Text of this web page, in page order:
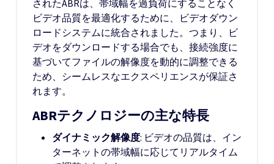
されたABRは、帯域幅を過負荷にすることなく
ビデオ品質を最適化するために、ビデオダウン
ロードシステムに統合されました。つまり、ビ
デオをダウンロードする場合でも、接続強度に
基づいてファイルの解像度を動的に調整できる
ため、シームレスなエクスペリエンスが保証さ
れます。
ABRテクノロジーの主な特長
ダイナミック解像度: ビデオの品質は、イン
ターネットの帯域幅に応じてリアルタイム